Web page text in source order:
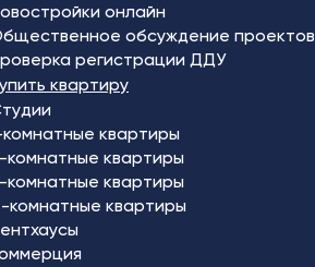
онлайн
обсуждение проектов
регистрации ДДУ
квартиру
комнатные квартиры
комнатные квартиры
комнатные квартиры
комнатные квартиры